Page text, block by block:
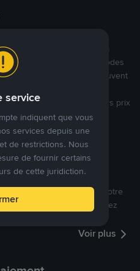
d’utilisateurs dans le
sécurisée pour la
dans plus de 800 modes
fiat. Les utilisateurs peuvent
des cryptomonnaies
tout en définissant leurs prix
sur une Marketplace de
pour vous
d’acheter et de vendre à votre
offres existantes, ou créez
fixer vos propres prix.
Voir plus
service
indiquent que vous
services depuis une
de restrictions. Nous
de fournir certains
de cette juridiction.